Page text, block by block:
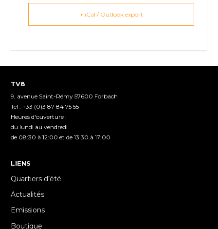
+ iCal / Outlook export
TV8
9, avenue Saint-Rémy 57600 Forbach
Tel : +33 (0)3 87 84 75 55
Heures d'ouverture :
du lundi au vendredi
de 08:30 à 12:00 et de 13:30 à 17:00
LIENS
Quartiers d’été
Actualités
Emissions
Boutique